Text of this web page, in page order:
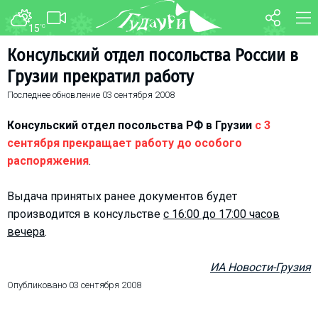
15°C
Консульский отдел посольства России в
Грузии прекратил работу
Последнее обновление 03 сентября 2008
Консульский отдел посольства РФ в Грузии с 3
сентября прекращает работу до особого
распоряжения.
Выдача принятых ранее документов будет
производится в консульстве с 16:00 до 17:00 часов
вечера.
ИА Новости-Грузия
Опубликовано 03 сентября 2008
ФОРУМ КАРТА
О курорте
Схема трасс
Ски-пасс
Инструкторы
Прокат
Дети в Гудаури
Телеграм-канал